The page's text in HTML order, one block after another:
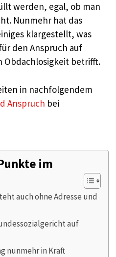
werden, egal, ob man
Nunmehr hat das
klargestellt, was
den Anspruch auf
Obdachlosigkeit betrifft.
in nachfolgendem
Anspruch bei
im
auch ohne Adresse und
auf
nunmehr in Kraft